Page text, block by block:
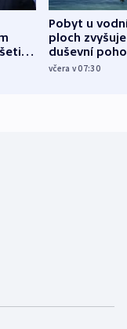
Pobyt u
ploch zvyšuje
duševní
ukázala
včera v 07:30